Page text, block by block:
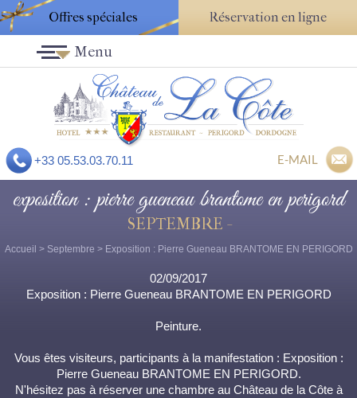
Offres spéciales Réservation en ligne
+33 05.53.03.70.11 E-MAIL
Menu
exposition : pierre gueneau brantome en perigord
SEPTEMBRE -
Accueil > Septembre > Exposition : Pierre Gueneau BRANTOME EN PERIGORD
02/09/2017
Exposition : Pierre Gueneau BRANTOME EN PERIGORD
Peinture.
Vous êtes visiteurs, participants à la manifestation : Exposition :
Pierre Gueneau BRANTOME EN PERIGORD.
N'hésitez pas à réserver une chambre au Château de la Côte à